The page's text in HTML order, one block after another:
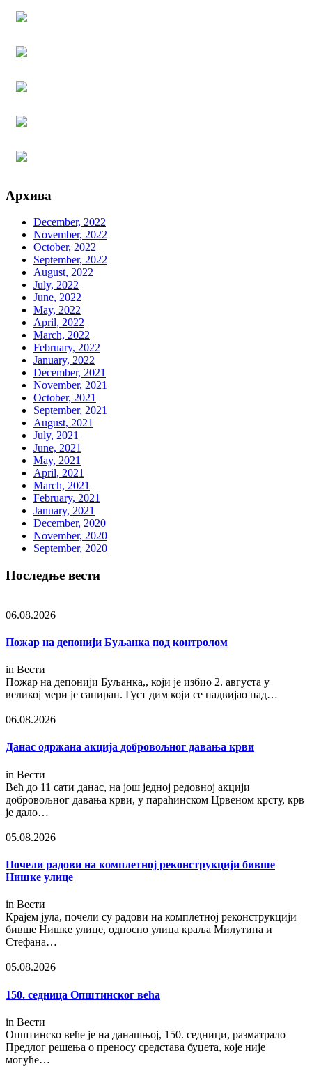
Архива
December, 2022
November, 2022
October, 2022
September, 2022
August, 2022
July, 2022
June, 2022
May, 2022
April, 2022
March, 2022
February, 2022
January, 2022
December, 2021
November, 2021
October, 2021
September, 2021
August, 2021
July, 2021
June, 2021
May, 2021
April, 2021
March, 2021
February, 2021
January, 2021
December, 2020
November, 2020
September, 2020
Последње вести
06.08.2026
Пожар на депонији Буљанка под контролом
in Вести
Пожар на депонији Буљанка,, који је избио 2. августа у
великој мери је саниран. Густ дим који се надвијао над…
06.08.2026
Данас одржана акција добровољног давања крви
in Вести
Већ до 11 сати данас, на још једној редовној акцији
добровољног давања крви, у параћинском Црвеном крсту, крв
је дало…
05.08.2026
Почели радови на комплетној реконструкцији бивше
Нишке улице
in Вести
Крајем јула, почели су радови на комплетној реконструкцији
бивше Нишке улице, односно улица краља Милутина и
Стефана…
05.08.2026
150. седница Општинског већа
in Вести
Општинско веће је на данашњој, 150. седници, разматрало
Предлог решења о преносу средстава буџета, које није
могуће…